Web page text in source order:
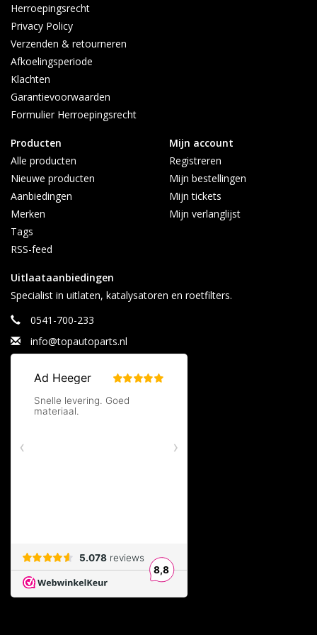
Herroepingsrecht
Privacy Policy
Verzenden & retourneren
Afkoelingsperiode
Klachten
Garantievoorwaarden
Formulier Herroepingsrecht
Producten
Alle producten
Nieuwe producten
Aanbiedingen
Merken
Tags
RSS-feed
Mijn account
Registreren
Mijn bestellingen
Mijn tickets
Mijn verlanglijst
Uitlaataanbiedingen
Specialist in uitlaten, katalysatoren en roetfilters.
0541-700-233
info@topautoparts.nl